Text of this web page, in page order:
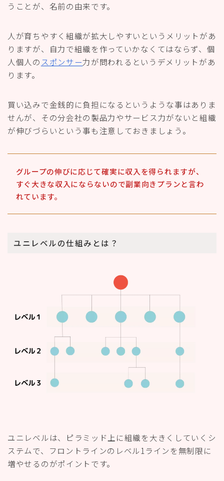
うことが、名前の由来です。
人が育ちやすく組織が拡大しやすいというメリットがあ
りますが、自力で組織を作っていかなくてはならず、個
人個人の スポンサー力が問われるというデメリットがあ
ります。
買い込みで金銭的に負担になるというような事はありま
せんが、その分会社の製品力やサービス力がないと組織
が伸びづらいという事も注意しておきましょう。
グループの伸びに応じて確実に収入を得られますが、
すぐ大きな収入にならないので副業向きプランと言わ
れています。
ユニレベルの仕組みとは？
ユニレベルは、ピラミッド上に組織を大きくしていくシ
ステムで、フロントラインのレベル1ラインを無制限に
増やせるのがポイントです。